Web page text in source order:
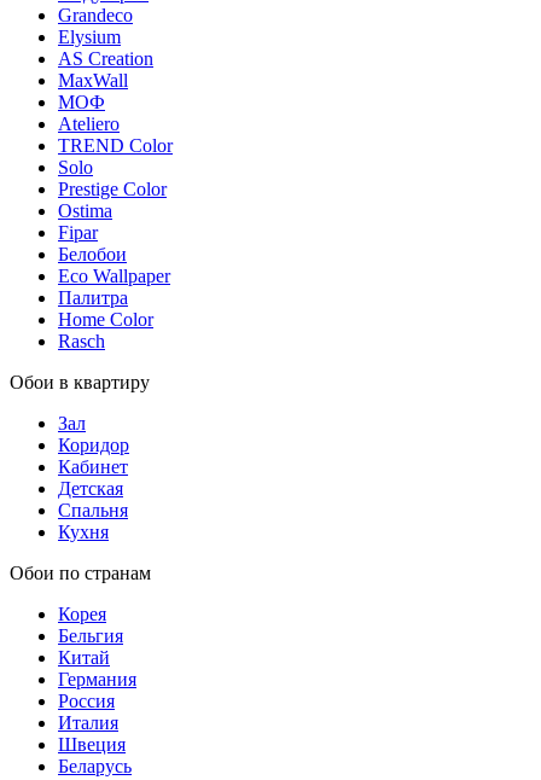
Grandeco
Elysium
AS Creation
MaxWall
МОФ
Ateliero
TREND Color
Solo
Prestige Color
Ostima
Fipar
Белобои
Eco Wallpaper
Палитра
Home Color
Rasch
Обои в квартиру
Зал
Коридор
Кабинет
Детская
Спальня
Кухня
Обои по странам
Корея
Бельгия
Китай
Германия
Россия
Италия
Швеция
Беларусь